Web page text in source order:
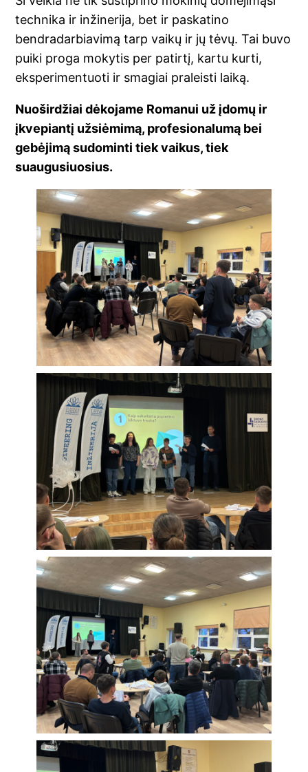
technika ir inžinerija, bet ir paskatino
bendradarbiavimą tarp vaikų ir jų tėvų. Tai buvo
puiki proga mokytis per patirtį, kartu kurti,
eksperimentuoti ir smagiai praleisti laiką.
Nuoširdžiai dėkojame Romanui už įdomų ir
įkvepiantį užsiėmimą, profesionalumą bei
gebėjimą sudominti tiek vaikus, tiek
suaugusiuosius.